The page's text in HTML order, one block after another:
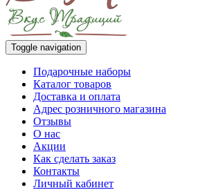
Toggle navigation
Подарочные наборы
Каталог товаров
Доставка и оплата
Адрес розничного магазина
Отзывы
О нас
Акции
Как сделать заказ
Контакты
Личный кабинет